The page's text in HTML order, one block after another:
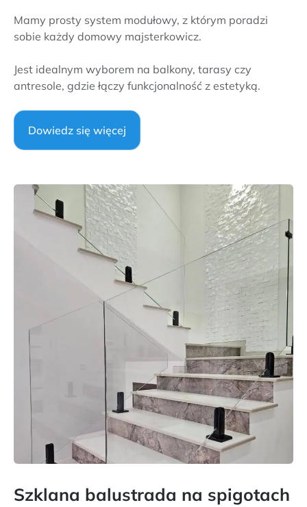
Mamy prosty system modułowy, z którym poradzi
sobie każdy domowy majsterkowicz.
Jest idealnym wyborem na balkony, tarasy czy
antresole, gdzie łączy funkcjonalność z estetyką.
Dowiedz się więcej
Szklana balustrada na spigotach